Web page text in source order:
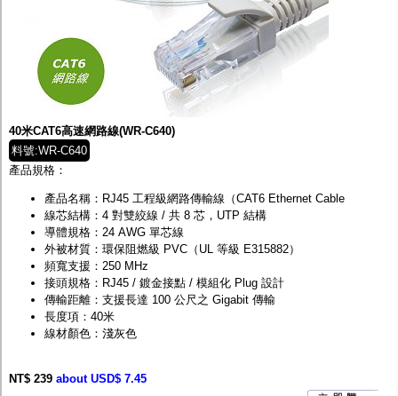
40米CAT6高速網路線(WR-C640)
料號:WR-C640
產品規格：
產品名稱：RJ45 工程級網路傳輸線（CAT6 Ethernet Cable
線芯結構：4 對雙絞線 / 共 8 芯，UTP 結構
導體規格：24 AWG 單芯線
外被材質：環保阻燃級 PVC（UL 等級 E315882）
頻寬支援：250 MHz
接頭規格：RJ45 / 鍍金接點 / 模組化 Plug 設計
傳輸距離：支援長達 100 公尺之 Gigabit 傳輸
長度項：40米
線材顏色：淺灰色
NT$ 239 about USD$ 7.45